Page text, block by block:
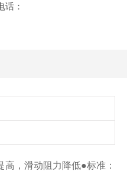
话：
，滑动阻力降低●标准：